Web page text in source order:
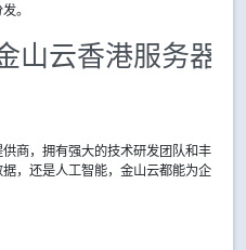
。
山云香港服务器？
商，拥有强大的技术研发团队和丰
，还是人工智能，金山云都能为企